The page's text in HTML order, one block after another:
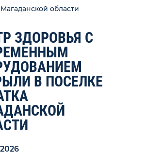
области
ЗДОРОВЬЯ С
В ПОСЕЛКЕ